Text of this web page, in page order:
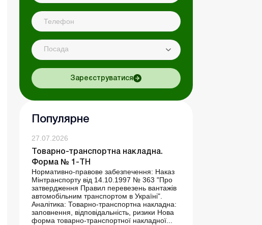
Посада
Зареєструватися
Популярне
27.07.2026
Товарно-транспортна накладна.
Форма № 1-ТН
Нормативно-правове забезпечення: Наказ
Мінтранспорту від 14.10.1997 № 363 "Про
затвердження Правил перевезень вантажів
автомобільним транспортом в Україні".
Аналітика: Товарно-транспортна накладна:
заповнення, відповідальність, ризики Нова
форма товарно-транспортної накладної...